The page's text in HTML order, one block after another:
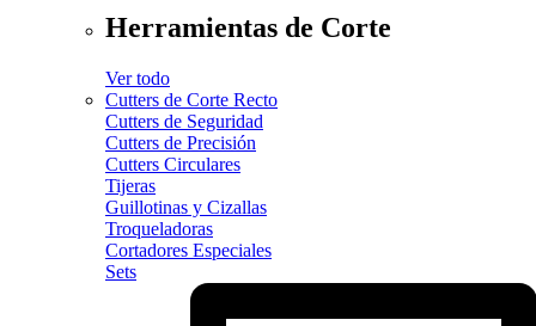
Herramientas de Corte
Ver todo
Cutters de Corte Recto
Cutters de Seguridad
Cutters de Precisión
Cutters Circulares
Tijeras
Guillotinas y Cizallas
Troqueladoras
Cortadores Especiales
Sets